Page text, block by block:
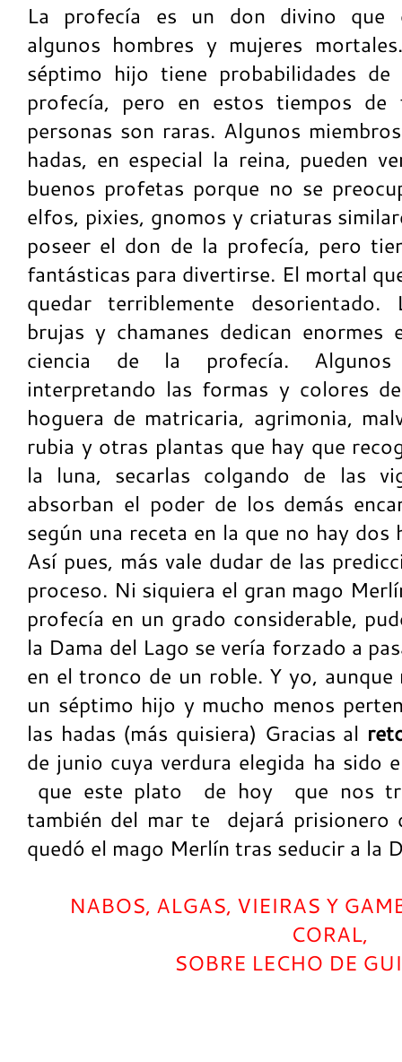
La profecía es un don divino que
algunos hombres y mujeres
séptimo hijo tiene probabilidades
profecía, pero en estos tiempos de
personas son raras. Algunos
hadas, en especial la reina, pueden
buenos profetas porque no se
elfos, pixies, gnomos y criaturas
poseer el don de la profecía, pero
fantásticas para divertirse. El mortal
quedar terriblemente desorientado.
brujas y chamanes dedican
ciencia de la profecía. Algunos
interpretando las formas y colores
hoguera de matricaria, agrimonia,
rubia y otras plantas que hay que
la luna, secarlas colgando de las
absorban el poder de los demás
según una receta en la que no hay dos
Así pues, más vale dudar de las
proceso. Ni siquiera el gran mago
profecía en un grado considerable,
la Dama del Lago se vería forzado a
en el tronco de un roble. Y yo,
un séptimo hijo y mucho menos
las hadas (más quisiera) Gracias al
de junio cuya verdura elegida ha sido
que este plato de hoy que nos
también del mar te dejará prisionero
quedó el mago Merlín tras seducir a la
NABOS, ALGAS, VIEIRAS Y
CORAL,
SOBRE LECHO DE